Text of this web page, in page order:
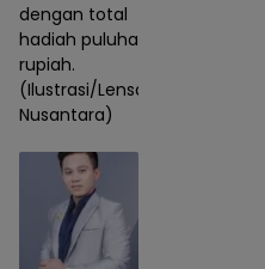
dengan total
hadiah puluhan juta
rupiah.
(Ilustrasi/Lensa
Nusantara)